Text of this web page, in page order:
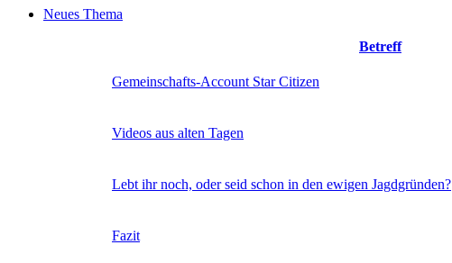
Neues Thema
Betreff
Gemeinschafts-Account Star Citizen
Videos aus alten Tagen
Lebt ihr noch, oder seid schon in den ewigen Jagdgründen?
Fazit